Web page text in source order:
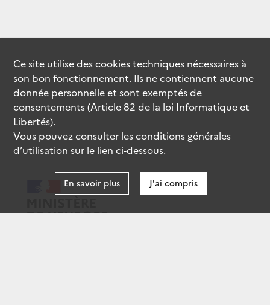
Ce site utilise descookiestechniques nécessaires à
son bon fonctionnement. Ils ne contiennent aucune
donnée personnelle et sont exemptés de
consentements (Article 82 de la loi Informatique et
Libertés).
Vous pouvez consulter les conditions générales
d’utilisation sur le lien ci-dessous.
En savoir plus J'ai compris